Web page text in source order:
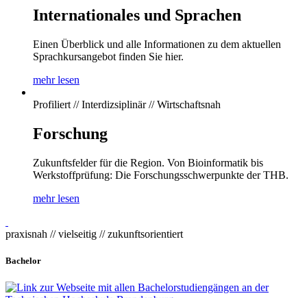
Internationales und Sprachen
Einen Überblick und alle Informationen zu dem aktuellen
Sprachkursangebot finden Sie hier.
mehr lesen
Profiliert // Interdizsiplinär // Wirtschaftsnah
Forschung
Zukunftsfelder für die Region. Von Bioinformatik bis
Werkstoffprüfung: Die Forschungsschwerpunkte der THB.
mehr lesen
praxisnah // vielseitig // zukunftsorientiert
Bachelor